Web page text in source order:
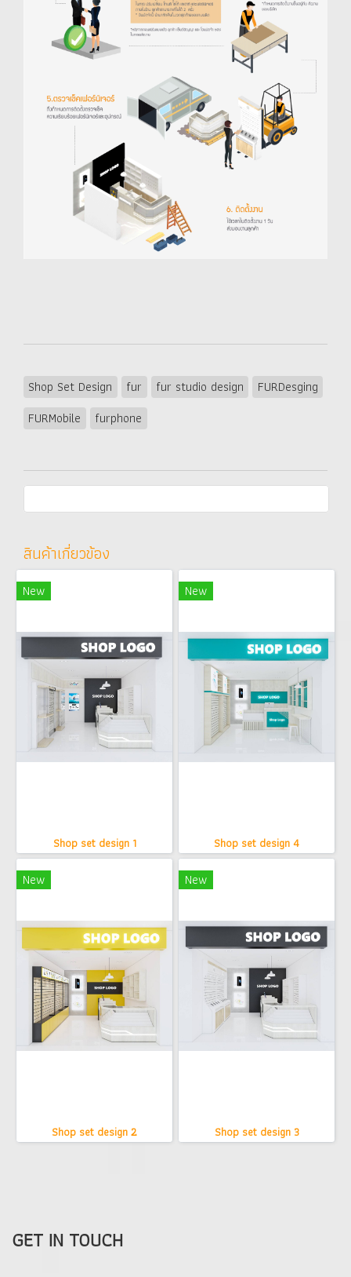
Shop Set Design fur fur studio design
FURDesging
FURMobile
furphone
สินค้าเกี่ยวข้อง
New
Shop set design 1
New
Shop set design 4
New
Shop set design 2
New
Shop set design 3
GET IN TOUCH